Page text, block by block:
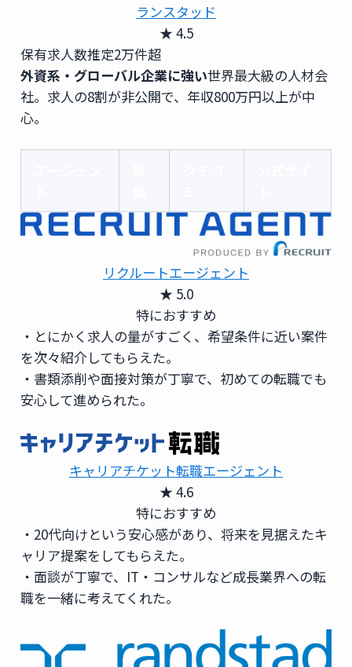
ランスタッド
★ 4.5
保有求人数推定2万件超
外資系・グローバル企業に強い世界最大級の人材会
社。求人の8割が非公開で、年収800万円以上が中
心。
リクルートエージェント
★ 5.0
特におすすめ
・とにかく求人の量がすごく、希望条件に近い案件
を次々紹介してもらえた。
・書類添削や面接対策が丁寧で、初めての転職でも
安心して進められた。
キャリアチケット転職エージェント
★ 4.6
特におすすめ
・20代向けという安心感があり、将来を見据えたキ
ャリア提案をしてもらえた。
・面談が丁寧で、IT・コンサルなど成長業界への転
職を一緒に考えてくれた。